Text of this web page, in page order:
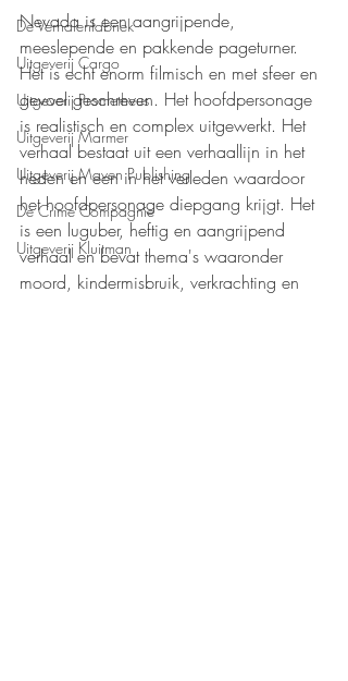
De Verhalenfabriek
Uitgeverij Cargo
Uitgeverij Prometheus
Uitgeverij Marmer
Uitgeverij Maven Publishing
De Crime Compagnie
Uitgeverij Kluitman
Nevada is een aangrijpende,
meeslepende en pakkende pageturner.
Het is echt enorm filmisch en met sfeer en
gevoel geschreven. Het hoofdpersonage
is realistisch en complex uitgewerkt. Het
verhaal bestaat uit een verhaallijn in het
heden en een in het verleden waardoor
het hoofdpersonage diepgang krijgt. Het
is een luguber, heftig en aangrijpend
verhaal en bevat thema's waaronder
moord, kindermisbruik, verkrachting en